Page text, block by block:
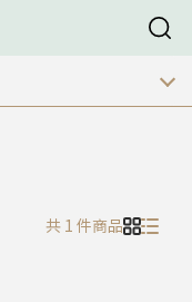
共 1 件商品